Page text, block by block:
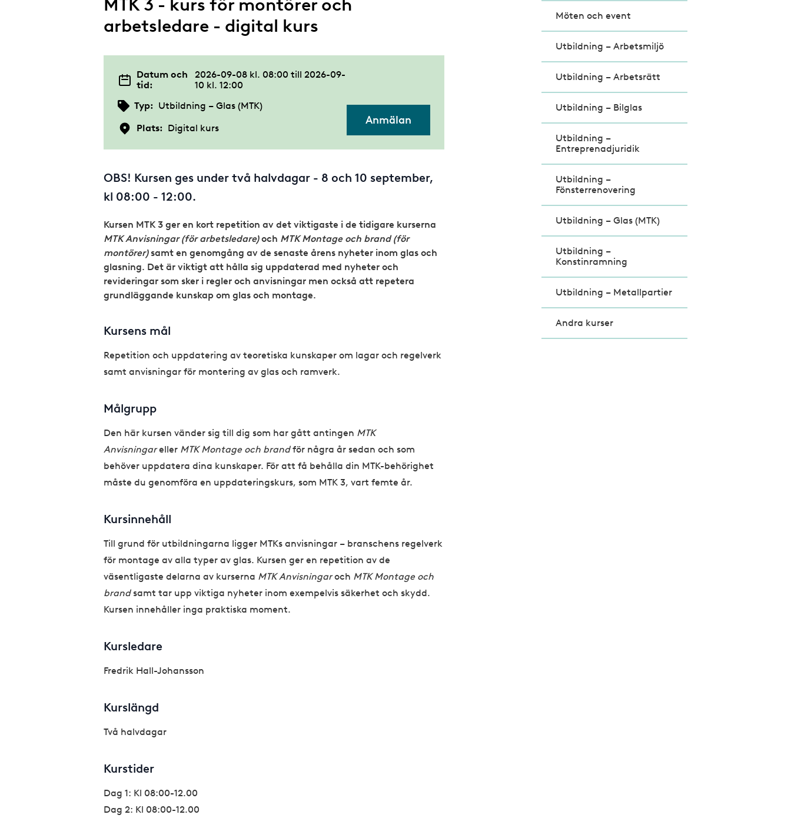
MTK 3 - kurs för montörer och
arbetsledare - digital kurs
Datum och
tid:
2026-09-08 kl. 08:00 till 2026-09-
10 kl. 12:00
Typ: Utbildning – Glas (MTK)
Plats: Digital kurs
Anmälan
OBS! Kursen ges under två halvdagar - 8 och 10 september,
kl 08:00 - 12:00.
Kursen MTK 3 ger en kort repetition av det viktigaste i de tidigare kurserna
MTK Anvisningar (för arbetsledare)och MTK Montage och brand (för
montörer) samt en genomgång av de senaste årens nyheter inom glas och
glasning. Det är viktigt att hålla sig uppdaterad med nyheter och
revideringar som sker i regler och anvisningar men också att repetera
grundläggande kunskap om glas och montage.
Kursens mål
Repetition och uppdatering av teoretiska kunskaper om lagar och regelverk
samt anvisningar för montering av glas och ramverk.
Målgrupp
Den här kursen vänder sig till dig som har gått antingen MTK
Anvisningareller MTK Montage och brandför några år sedan och som
behöver uppdatera dina kunskaper. För att få behålla din MTK-behörighet
måste du genomföra en uppdateringskurs, som MTK 3, vart femte år.
Kursinnehåll
Till grund för utbildningarna ligger MTKs anvisningar – branschens regelverk
för montage av alla typer av glas. Kursen ger en repetition av de
väsentligaste delarna av kurserna MTK Anvisningaroch MTK Montage och
brand samt tar upp viktiga nyheter inom exempelvis säkerhet och skydd.
Kursen innehåller inga praktiska moment.
Kursledare
Fredrik Hall-Johansson
Kurslängd
Två halvdagar
Kurstider
Dag 1: Kl 08:00-12.00
Dag 2: Kl 08:00-12.00
Möten och event
Utbildning – Arbetsmiljö
Utbildning – Arbetsrätt
Utbildning – Bilglas
Utbildning –
Entreprenadjuridik
Utbildning –
Fönsterrenovering
Utbildning – Glas (MTK)
Utbildning –
Konstinramning
Utbildning – Metallpartier
Andra kurser